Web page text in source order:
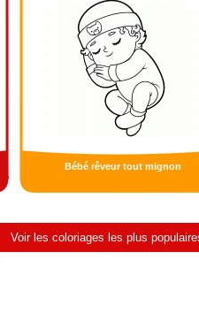
Bébé rêveur tout mignon
Voir les coloriages les plus